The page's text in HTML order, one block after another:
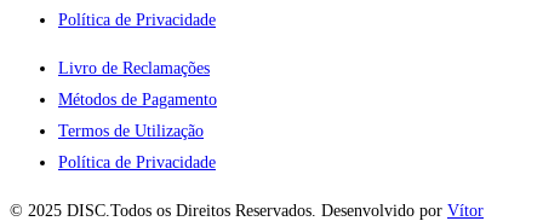
Política de Privacidade
Livro de Reclamações
Métodos de Pagamento
Termos de Utilização
Política de Privacidade
© 2025 DISC.Todos os Direitos Reservados. Desenvolvido por Vítor